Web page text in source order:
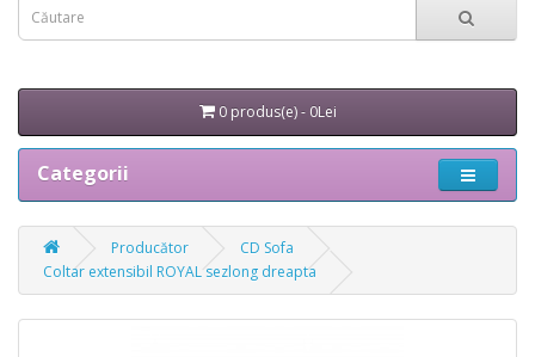
0 produs(e) - 0Lei
Categorii
Producător
CD Sofa
Coltar extensibil ROYAL sezlong dreapta